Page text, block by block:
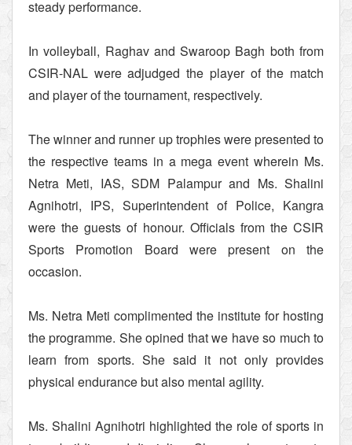
steady performance.
In volleyball, Raghav and Swaroop Bagh both from
CSIR-NAL were adjudged the player of the match
and player of the tournament, respectively.
The winner and runner up trophies were presented to
the respective teams in a mega event wherein Ms.
Netra Meti, IAS, SDM Palampur and Ms. Shalini
Agnihotri, IPS, Superintendent of Police, Kangra
were the guests of honour. Officials from the CSIR
Sports Promotion Board were present on the
occasion.
Ms. Netra Meti complimented the institute for hosting
the programme. She opined that we have so much to
learn from sports. She said it not only provides
physical endurance but also mental agility.
Ms. Shalini Agnihotri highlighted the role of sports in